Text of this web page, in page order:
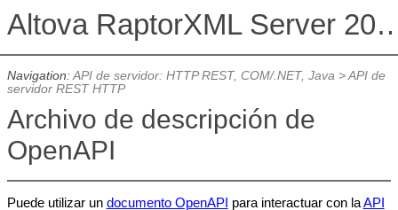
Altova
Navigation:API de servidor: HTTP REST, COM/.NET, Java>API de
servidor REST HTTP
Archivo de descripción de
OpenAPI
Puede utilizar un documento OpenAPI para interactuar con laAPI